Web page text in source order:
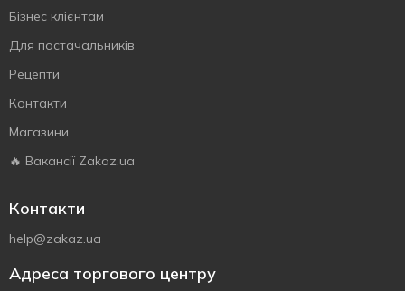
Бізнес клієнтам
Для постачальників
Рецепти
Контакти
Магазини
🔥 Вакансії Zakaz.ua
Контакти
help@zakaz.ua
Адреса торгового центру